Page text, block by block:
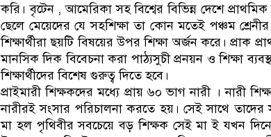
করি। বৃটেন , আমেরিকা সহ বিশ্বের বিভিন্ন দেশে প্রাথমিক
ছেলে মেয়েদের যে সহশিক্ষা তা কোন মতেই পঞ্চম
শিক্ষার্থীরা ছয়টি বিষয়ের উপর শিক্ষা অর্জন করে। প্রাক
মানসিক দিক বিবেচনা করা পাঠ্যসুচী প্রনয়ন ও শিক্ষা
শিক্ষার্থীদের বিশেষ গুরুত্ব দিতে হবে।
প্রাইমারী শিক্ষকদের মধ্যে প্রায় ৬০ ভাগ নারী । নারী
নারীরই সংসার পরিচালনা করতে হয়। সেই সাথে
মা হল পৃথিবীর সবচেয়ে বড় শিক্ষক সেই মা ই যখন